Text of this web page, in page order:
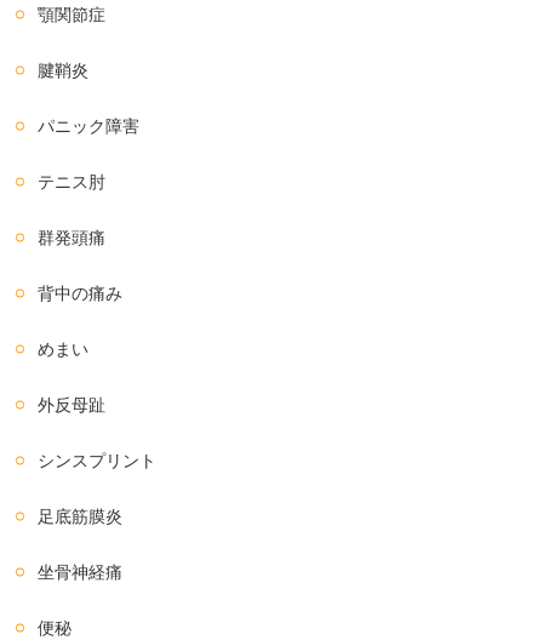
顎関節症
腱鞘炎
パニック障害
テニス肘
群発頭痛
背中の痛み
めまい
外反母趾
シンスプリント
足底筋膜炎
坐骨神経痛
便秘